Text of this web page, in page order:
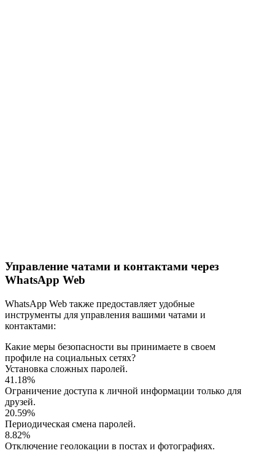
Управление чатами и контактами через
WhatsApp Web
WhatsApp Web также предоставляет удобные
инструменты для управления вашими чатами и
контактами:
Какие меры безопасности вы принимаете в своем
профиле на социальных сетях?
Установка сложных паролей.
41.18%
Ограничение доступа к личной информации только для
друзей.
20.59%
Периодическая смена паролей.
8.82%
Отключение геолокации в постах и фотографиях.